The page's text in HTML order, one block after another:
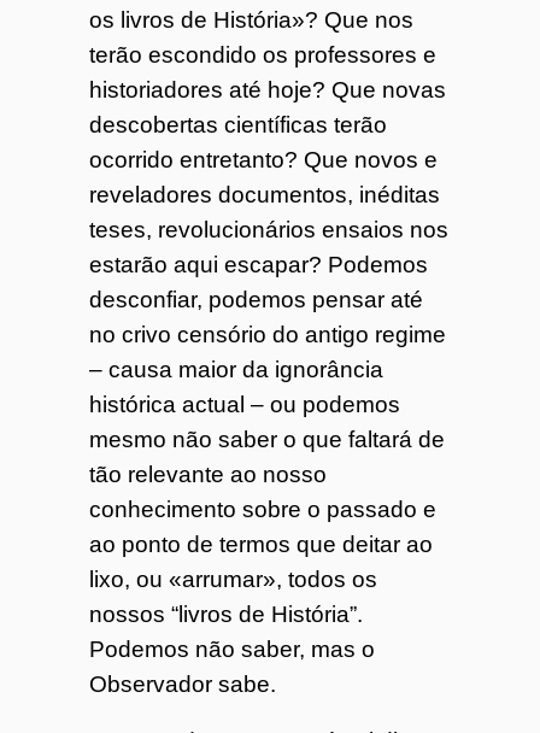
os livros de História»? Que nos
terão escondido os professores e
historiadores até hoje? Que novas
descobertas científicas terão
ocorrido entretanto? Que novos e
reveladores documentos, inéditas
teses, revolucionários ensaios nos
estarão aqui escapar? Podemos
desconfiar, podemos pensar até
no crivo censório do antigo regime
– causa maior da ignorância
histórica actual – ou podemos
mesmo não saber o que faltará de
tão relevante ao nosso
conhecimento sobre o passado e
ao ponto de termos que deitar ao
lixo, ou «arrumar», todos os
nossos “livros de História”.
Podemos não saber, mas o
Observador sabe.